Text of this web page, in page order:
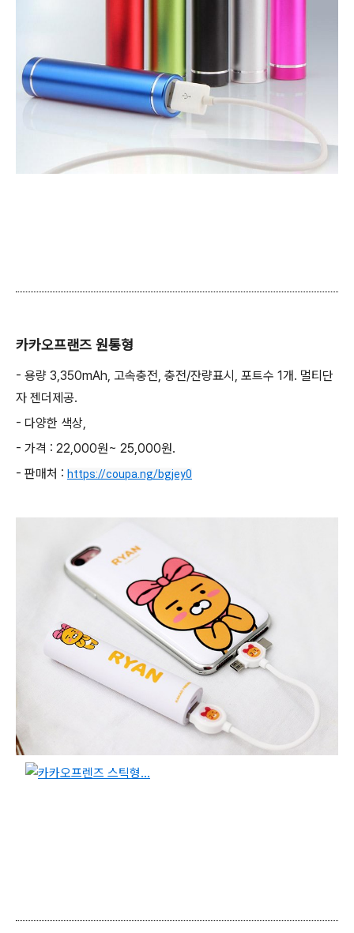
카카오프랜즈 원통형
- 용량 3,350mAh, 고속충전, 충전/잔량표시, 포트수 1개. 멀티단
자 젠더제공.
- 다양한 색상,
- 가격 : 22,000원~ 25,000원.
- 판매처 : https://coupa.ng/bgjey0